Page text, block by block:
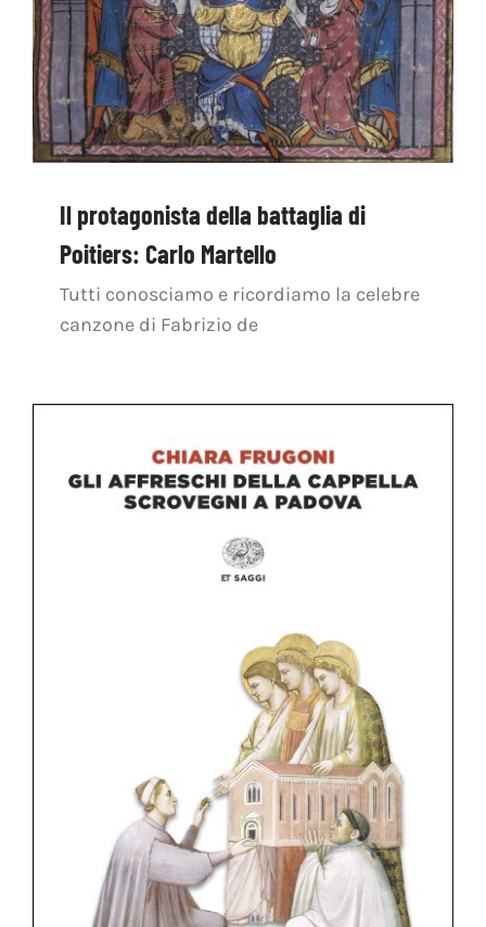
Il protagonista della battaglia di
Poitiers: Carlo Martello
Tutti conosciamo e ricordiamo la celebre
canzone di Fabrizio de